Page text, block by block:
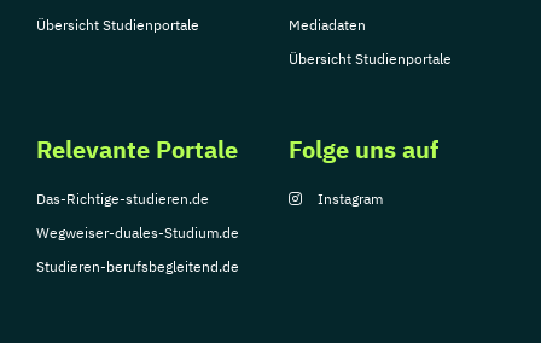
Übersicht Studienportale
Mediadaten
Übersicht Studienportale
Relevante Portale
Das-Richtige-studieren.de
Wegweiser-duales-Studium.de
Studieren-berufsbegleitend.de
Folge uns auf
Instagram